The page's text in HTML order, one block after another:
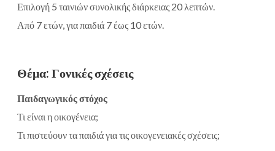
Επιλογή 5 ταινιών συνολικής διάρκειας 20 λεπτών.
Από 7 ετών, για παιδιά 7 έως 10 ετών.
Θέμα: Γονικές σχέσεις
Παιδαγωγικός στόχος
Τι είναι η οικογένεια;
Τι πιστεύουν τα παιδιά για τις οικογενειακές σχέσεις;